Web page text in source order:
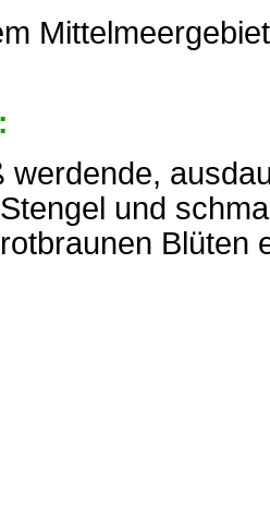
werdende,
und
Blüten